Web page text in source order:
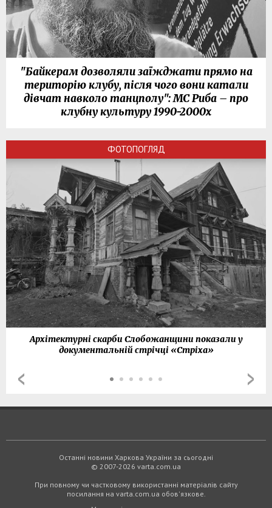
"Байкерам дозволяли заїжджати прямо на
територію клубу, після чого вони катали
дівчат навколо танцполу": МС Риба – про
клубну культуру 1990-2000х
ФОТОПОГЛЯД
Архітектурні скарби Слобожанщини показали у
документальній стрічці «Стріха»
Останні новини Харкова України за сьогодні
© 2007-2026 varta.com.ua
При повному чи частковому використанні матеріалів сайту
посилання на varta.com.ua обов'язкове.